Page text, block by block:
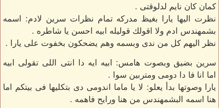
كمان كان نايم لدلوقتى .
نظرت اليها يارا بغيظ مدركه تمام نظرات سرين لادم: اسمه
بشمهندس ادم ولا اقولك قوليله ابيه احسن يا شاطره .
نظر اليهم كل من ندى وبسمه وهم يضحكون بخفوت على يارا .
سرين بضيق وبصوت هامس: ابيه ايه دا انتى اللى تقولى ابيه
اما انا فا دا دومى ومتربين سوا .
يارا وصوتها بدأ يعلو: لا يا ماما اندومى دى بتكليها فى بيتكم اما
هنا اسمه البشمهندس من هنا ورايح فاهمه .